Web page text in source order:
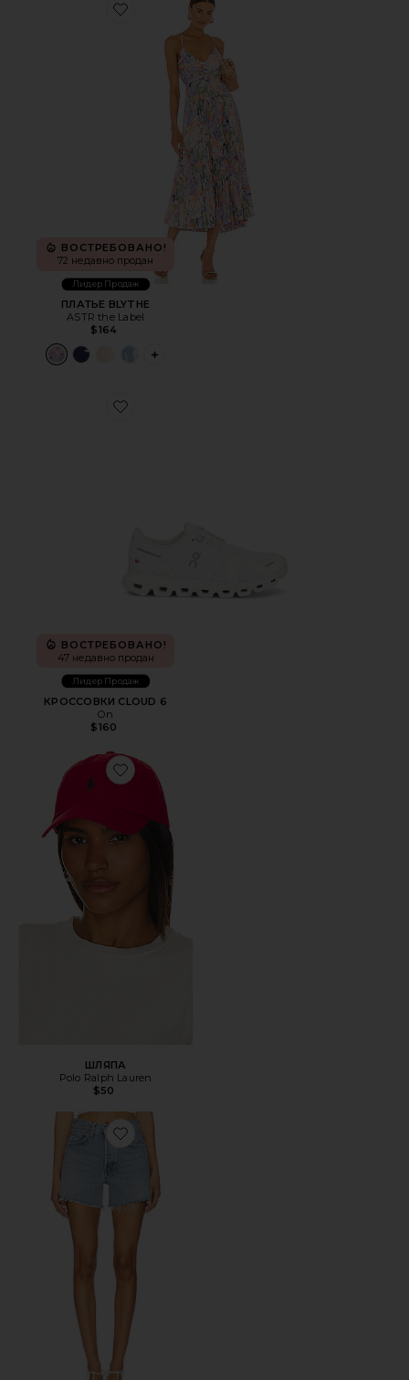
Favorite ПЛАТЬЕ BLYTHE
ВОСТРЕБОВАНО!
72 недавно продан
Лидер Продаж
ПЛАТЬЕ BLYTHE
ASTR the Label
$164
PLUS ICON TO SEE MORE OPTIONS FOR
Favorite КРОССОВКИ CLOUD 6
ВОСТРЕБОВАНО!
47 недавно продан
Лидер Продаж
КРОССОВКИ CLOUD 6
On
$160
Favorite ШЛЯПА
ШЛЯПА
Polo Ralph Lauren
$50
Favorite ШОРТЫ PARKER